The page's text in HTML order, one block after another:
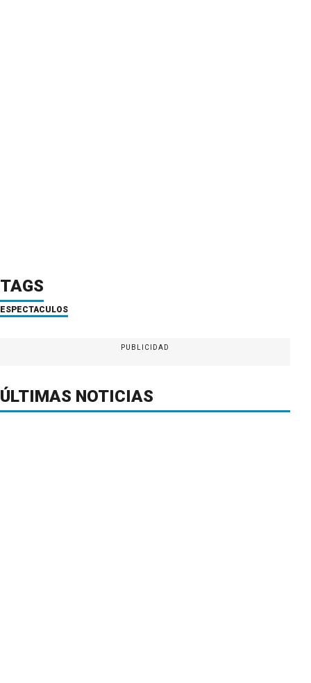
TAGS
ESPECTACULOS
PUBLICIDAD
ÚLTIMAS NOTICIAS